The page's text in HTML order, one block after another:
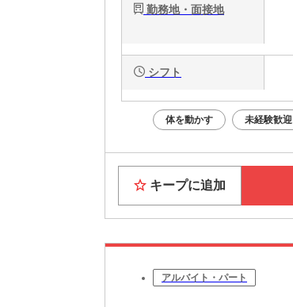
勤務地・面接地
シフト
体を動かす 未経験歓迎
キープに追加
アルバイト・パート